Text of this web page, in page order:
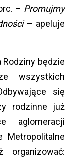
– Promujmy
– apeluje
Rodziny będzie
wszystkich
się
rodzinne już
aglomeracji
Metropolitalne
organizować: